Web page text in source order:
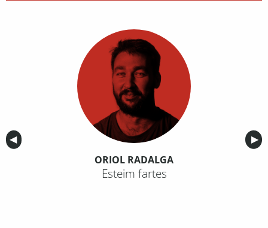
Anterior
◀︎ ▶︎
ORIOL RADALGA
Esteim fartes